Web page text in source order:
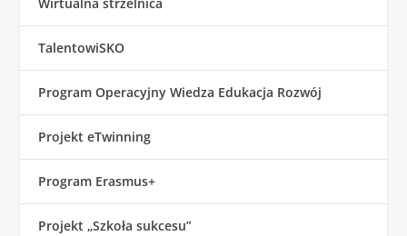
TalentowiSKO
Program Operacyjny Wiedza Edukacja Rozwój
Projekt eTwinning
Program Erasmus+
Projekt „Szkoła sukcesu”